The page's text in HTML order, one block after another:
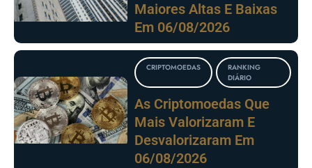
Maiores Altas E Baixas
Em 06/08/2026
CRIPTOMOEDAS
RANKING
DIÁRIO
As Criptomoedas Que
Mais Valorizaram E
Desvalorizaram Em
06/08/2026